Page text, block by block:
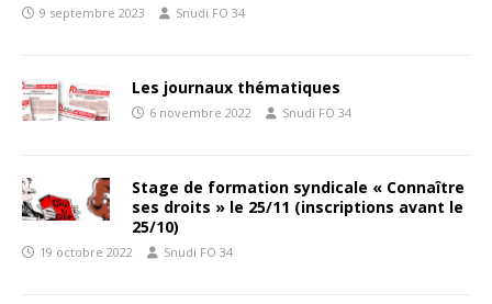
9 septembre 2023 Snudi FO 34
Les journaux thématiques
6 novembre 2022 Snudi FO 34
Stage de formation syndicale « Connaître
ses droits » le 25/11 (inscriptions avant le
25/10)
19 octobre 2022 Snudi FO 34